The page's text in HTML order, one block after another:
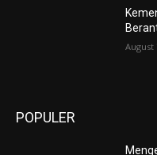
August
POPULER